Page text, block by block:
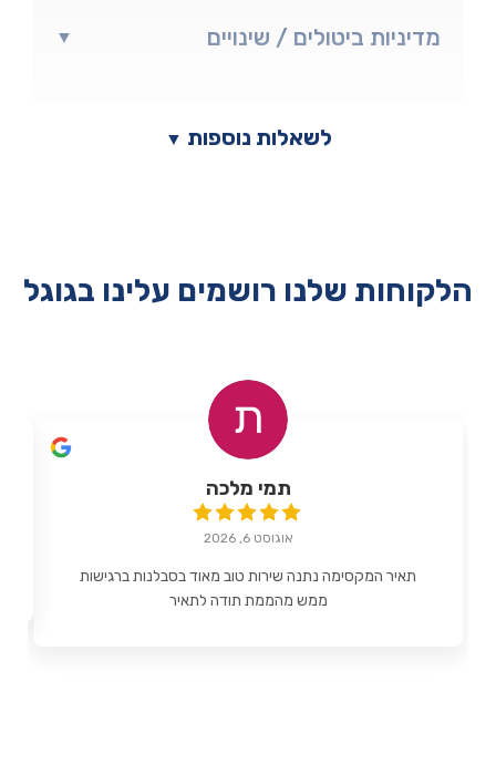
▼ מדיניות ביטולים / שינויים
▼ לשאלות נוספות
הלקוחות שלנו רושמים עלינו בגוגל
תמי מלכה
אוגוסט 6, 2026
תאיר המקסימה נתנה שירות טוב מאוד בסבלנות ברגישות
ממש מהממת תודה לתאיר